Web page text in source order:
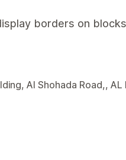
borders on
Al Shohada Road,,